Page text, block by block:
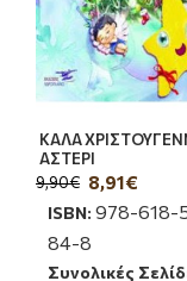
ΚΑΛΑ
ΑΣΤΕΡΙ
8,91€
9,90€
ISBN: 978-618-
84-8
Συνολικές